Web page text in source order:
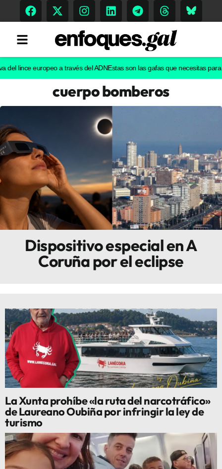
Gastronomía
Escenarios
Sostenibilidad
Innova
europeo a través del ADNEstas son las gafas que necesitas para ver
cuerpo bomberos
Dispositivo especial en A
Coruña por el eclipse
La Xunta prohíbe «la ruta del narcotráfico»
de Laureano Oubiña por infringir la ley de
turismo